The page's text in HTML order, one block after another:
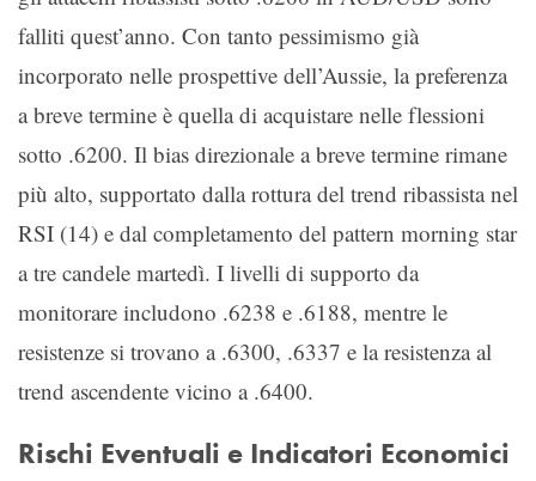
falliti quest’anno. Con tanto pessimismo già
incorporato nelle prospettive dell’Aussie, la preferenza
a breve termine è quella di acquistare nelle flessioni
sotto .6200. Il bias direzionale a breve termine rimane
più alto, supportato dalla rottura del trend ribassista nel
RSI (14) e dal completamento del pattern morning star
a tre candele martedì. I livelli di supporto da
monitorare includono .6238 e .6188, mentre le
resistenze si trovano a .6300, .6337 e la resistenza al
trend ascendente vicino a .6400.
Rischi Eventuali e Indicatori Economici